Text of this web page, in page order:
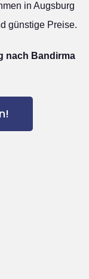
in Augsburg
günstige Preise.
nach Bandirma